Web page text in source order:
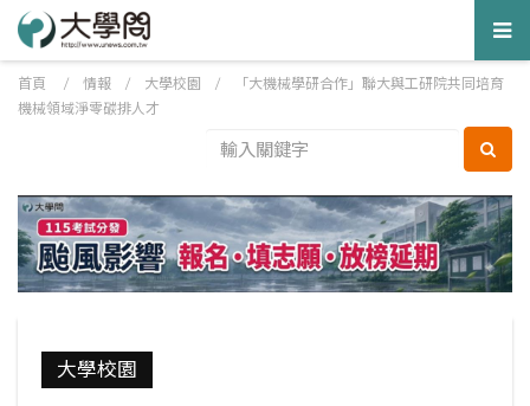
首頁 / 情報 / 大學校園 /
「大機械學研合作」聯大與工研院共同培育
機械領域淨零碳排人才
大學校園